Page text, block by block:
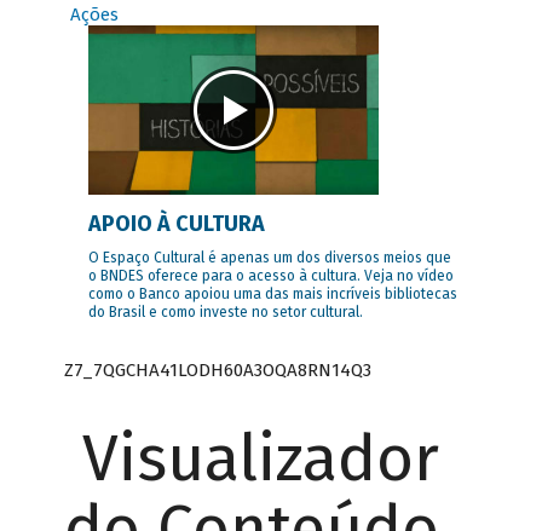
Ações
APOIO À CULTURA
O Espaço Cultural é apenas um dos diversos meios que
o BNDES oferece para o acesso à cultura. Veja no vídeo
como o Banco apoiou uma das mais incríveis bibliotecas
do Brasil e como investe no setor cultural.
Z7_7QGCHA41LODH60A3OQA8RN14Q3
Visualizador